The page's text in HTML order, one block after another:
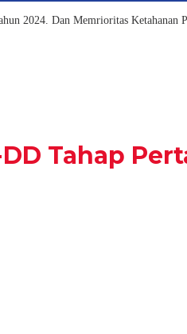
2024. Dan Memrioritas Ketahanan
Tahap